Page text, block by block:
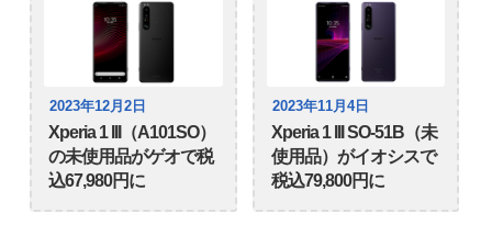
2023年12月2日
Xperia 1 III（A101SO）
の未使用品がゲオで税
込67,980円に
2023年11月4日
Xperia 1 III SO-51B（未
使用品）がイオシスで
税込79,800円に